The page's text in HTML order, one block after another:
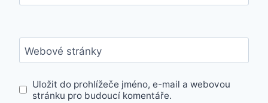
Webové stránky
Uložit do prohlížeče jméno, e-mail a webovou
stránku pro budoucí komentáře.